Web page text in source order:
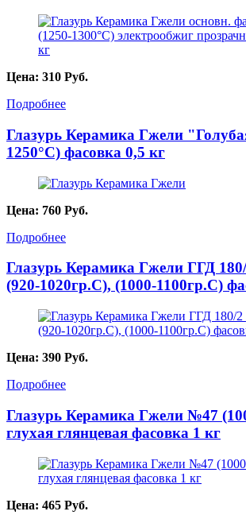
Цена: 310 Руб.
Подробнее
Глазурь Керамика Гжели
1250°С) фасовка 0,5 кг
Цена: 760 Руб.
Подробнее
Глазурь Керамика Гжели ГГД
(920-1020гр.С), (1000-1100гр.С)
Цена: 390 Руб.
Подробнее
Глазурь Керамика Гжели №47
глухая глянцевая фасовка 1 кг
Цена: 465 Руб.